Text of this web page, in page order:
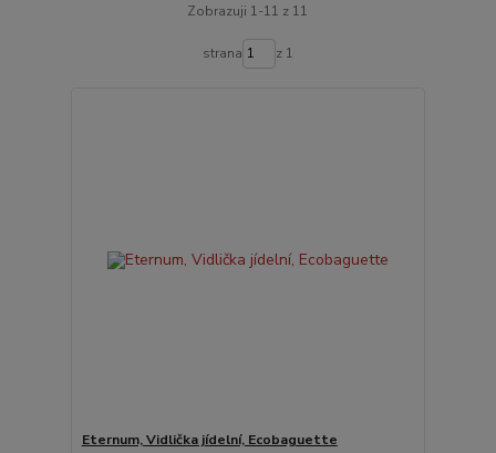
Zobrazuji 1-11 z 11
strana z 1
Eternum, Vidlička jídelní, Ecobaguette